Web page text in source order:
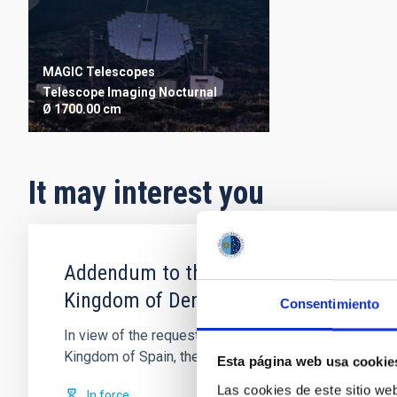
Consentimiento
Esta página web usa
Las cookies de este sitio
MAGIC Telescopes
TelescopeImagingNocturnal
Ø 1700.00 cm
It may interest you
Addendum to the protocol on
Kingdom of Denmark, the United
In view of the request by the Federal Republic of
Kingdom of Spain, the Kingdom